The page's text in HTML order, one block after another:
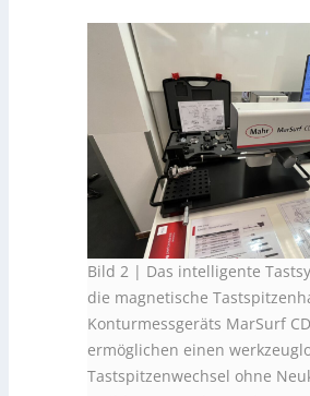
Bild 2 | Das intelligente
die magnetische
Konturmessgeräts MarSurf
ermöglichen einen
Tastspitzenwechsel ohne